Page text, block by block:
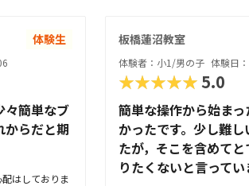
体験生
々簡単なブ
からだと期
はしておりま
板橋蓮沼教室
体験者：小1/男の子 体験日
★★★★★5.0
簡単な操作から始ま
かったです。少し難
たが，そこを含めて
りたくないと言ってい